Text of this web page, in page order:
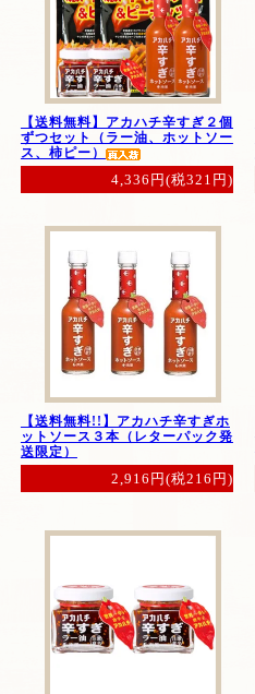
【送料無料】アカハチ辛すぎ２個
ずつセット（ラー油、ホットソー
ス、柿ピー）
4,336円(税321円)
【送料無料!!】アカハチ辛すぎホ
ットソース３本（レターパック発
送限定）
2,916円(税216円)